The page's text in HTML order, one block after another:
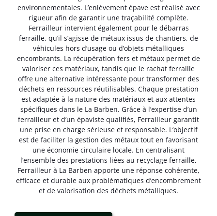
environnementales. L’enlèvement épave est réalisé avec
rigueur afin de garantir une traçabilité complète.
Ferrailleur intervient également pour le débarras
ferraille, qu’il s’agisse de métaux issus de chantiers, de
véhicules hors d’usage ou d’objets métalliques
encombrants. La récupération fers et métaux permet de
valoriser ces matériaux, tandis que le rachat ferraille
offre une alternative intéressante pour transformer des
déchets en ressources réutilisables. Chaque prestation
est adaptée à la nature des matériaux et aux attentes
spécifiques dans le La Barben. Grâce à l’expertise d’un
ferrailleur et d’un épaviste qualifiés, Ferrailleur garantit
une prise en charge sérieuse et responsable. L’objectif
est de faciliter la gestion des métaux tout en favorisant
une économie circulaire locale. En centralisant
l’ensemble des prestations liées au recyclage ferraille,
Ferrailleur à La Barben apporte une réponse cohérente,
efficace et durable aux problématiques d’encombrement
et de valorisation des déchets métalliques.